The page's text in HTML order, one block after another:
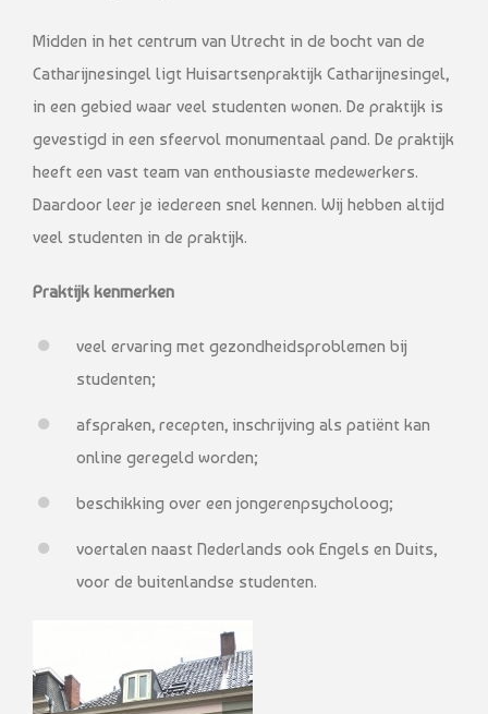
Midden in het centrum van Utrecht in de bocht van de
Catharijnesingel ligt Huisartsenpraktijk Catharijnesingel,
in een gebied waar veel studenten wonen. De praktijk is
gevestigd in een sfeervol monumentaal pand. De praktijk
heeft een vast team van enthousiaste medewerkers.
Daardoor leer je iedereen snel kennen. Wij hebben altijd
veel studenten in de praktijk.
Praktijk kenmerken
veel ervaring met gezondheidsproblemen bij
studenten;
afspraken, recepten, inschrijving als patiënt kan
online geregeld worden;
beschikking over een jongerenpsycholoog;
voertalen naast Nederlands ook Engels en Duits,
voor de buitenlandse studenten.